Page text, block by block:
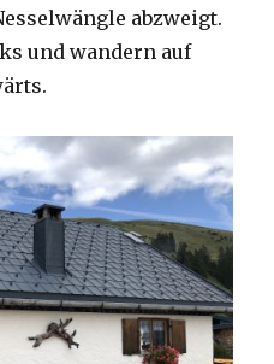
abzweigt.
und wandern auf